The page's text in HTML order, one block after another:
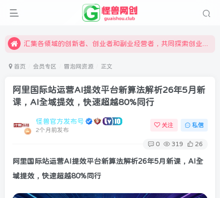
怪兽俱乐部，创业，引流，自媒体，加入怪兽网创成就梦想
首页 会员专区 冒泡网资源 正文
阿里国际站运营AI提效平台新算法解析26年5月新
课，AI全域提效，快速超越80%同行
怪兽官方发布号
2个月前发布
关注 私信
0 319 26
阿里国际站运营AI提效平台新算法解析26年5月新课，AI全
域提效，快速超越80%同行